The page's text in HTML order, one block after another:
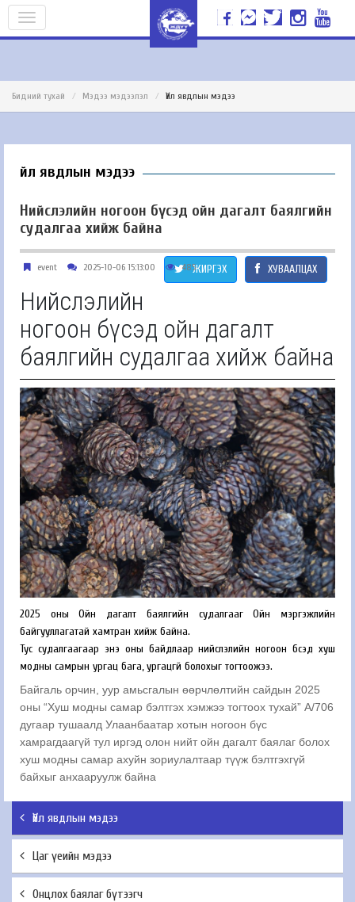
Бидний тухай Мэдээ мэдээлэл Үйл явдлын мэдээ
Үйл явдлын мэдээ
Нийслэлийн ногоон бүсэд ойн дагалт баялгийн
судалгаа хийж байна
event 2025-10-06 15:13:00 485 ХУВААЛЦАХ
ЖИРГЭХ
Нийслэлийн
ногоон бүсэд ойн дагалт
баялгийн судалгаа хийж байна
2025 оны Ойн дагалт баялгийн судалгааг Ойн мэргэжлийн
байгууллагатай хамтран хийж байна.
Тус судалгаагаар энэ оны байдлаар нийслэлийн ногоон бүсэд хуш
модны самрын ургац бага, ургацгүй болохыг тогтоожээ.
Байгаль орчин, уур амьсгалын өөрчлөлтийн сайдын 2025
оны “Хуш модны самар бэлтгэх хэмжээ тогтоох тухай” А/706
дугаар тушаалд Улаанбаатар хотын ногоон бүс
хамрагдаагүй тул иргэд олон нийт ойн дагалт баялаг болох
хуш модны самар ахуйн зориулалтаар түүж бэлтгэхгүй
байхыг анхааруулж байна
Үйл явдлын мэдээ
Цаг үеийн мэдээ
Онцлох баялаг бүтээгч